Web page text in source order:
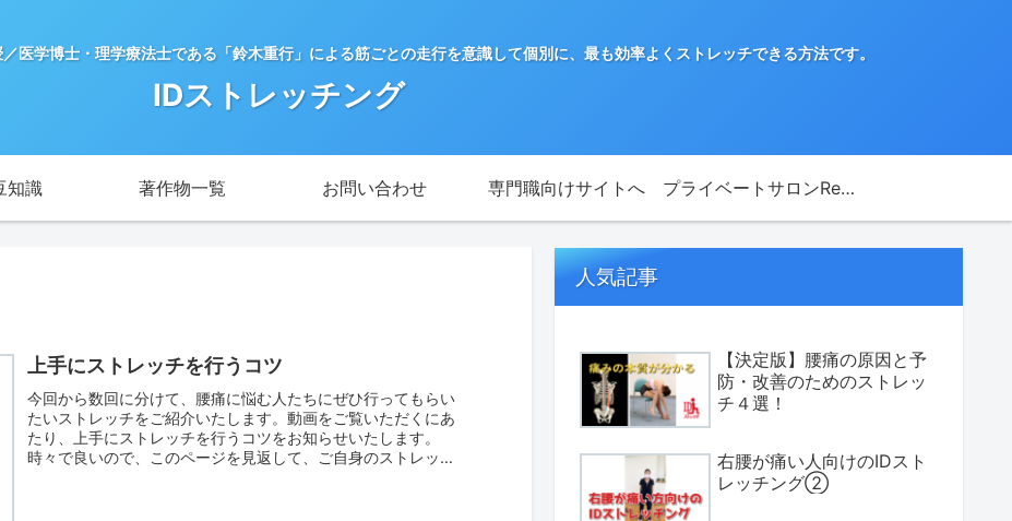
医学博士・理学療法士である「鈴木重行」による筋ごとの走行を意識して個別に、最も効率よくストレッチできる方法です。
IDストレッチング
知識 著作物一覧 お問い合わせ 専門職向けサイトへ プライベートサロンReFine
上手にストレッチを行うコツ
今回から数回に分けて、腰痛に悩む人たちにぜひ行ってもらい
たいストレッチをご紹介いたします。動画をご覧いただくにあ
たり、上手にストレッチを行うコツをお知らせいたします。
時々で良いので、このページを見返して、ご自身のストレッチ
人気記事
【決定版】腰痛の原因と予
防・改善のためのストレッ
チ４選！
右腰が痛い人向けのIDスト
レッチング②